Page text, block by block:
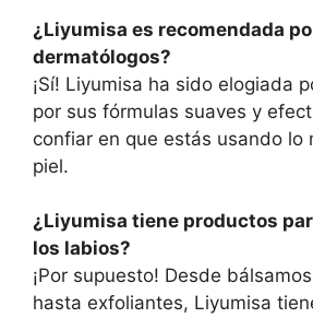
¿Liyumisa es recomendada
dermatólogos?
¡Sí! Liyumisa ha sido elogiada
por sus fórmulas suaves y
confiar en que estás usando lo
piel.
¿Liyumisa tiene productos
los labios?
¡Por supuesto! Desde
hasta exfoliantes, Liyumisa